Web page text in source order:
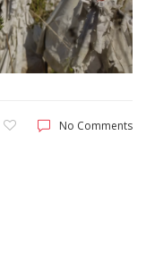
No Comments